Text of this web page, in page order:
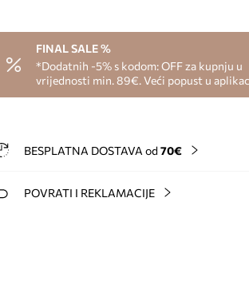
FINAL SALE %
*Dodatnih -5% s kodom: OFF za kupnju u
vrijednosti min. 89€. Veći popust u
BESPLATNA DOSTAVA od 70€
POVRATI I REKLAMACIJE